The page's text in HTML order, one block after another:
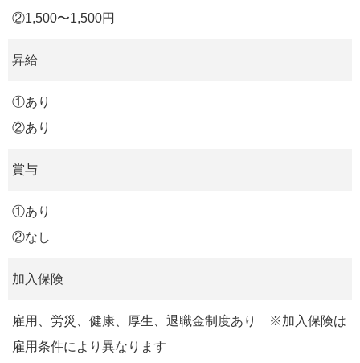
②1,500〜1,500円
昇給
①あり
②あり
賞与
①あり
②なし
加入保険
雇用、労災、健康、厚生、退職金制度あり ※加入保険は
雇用条件により異なります